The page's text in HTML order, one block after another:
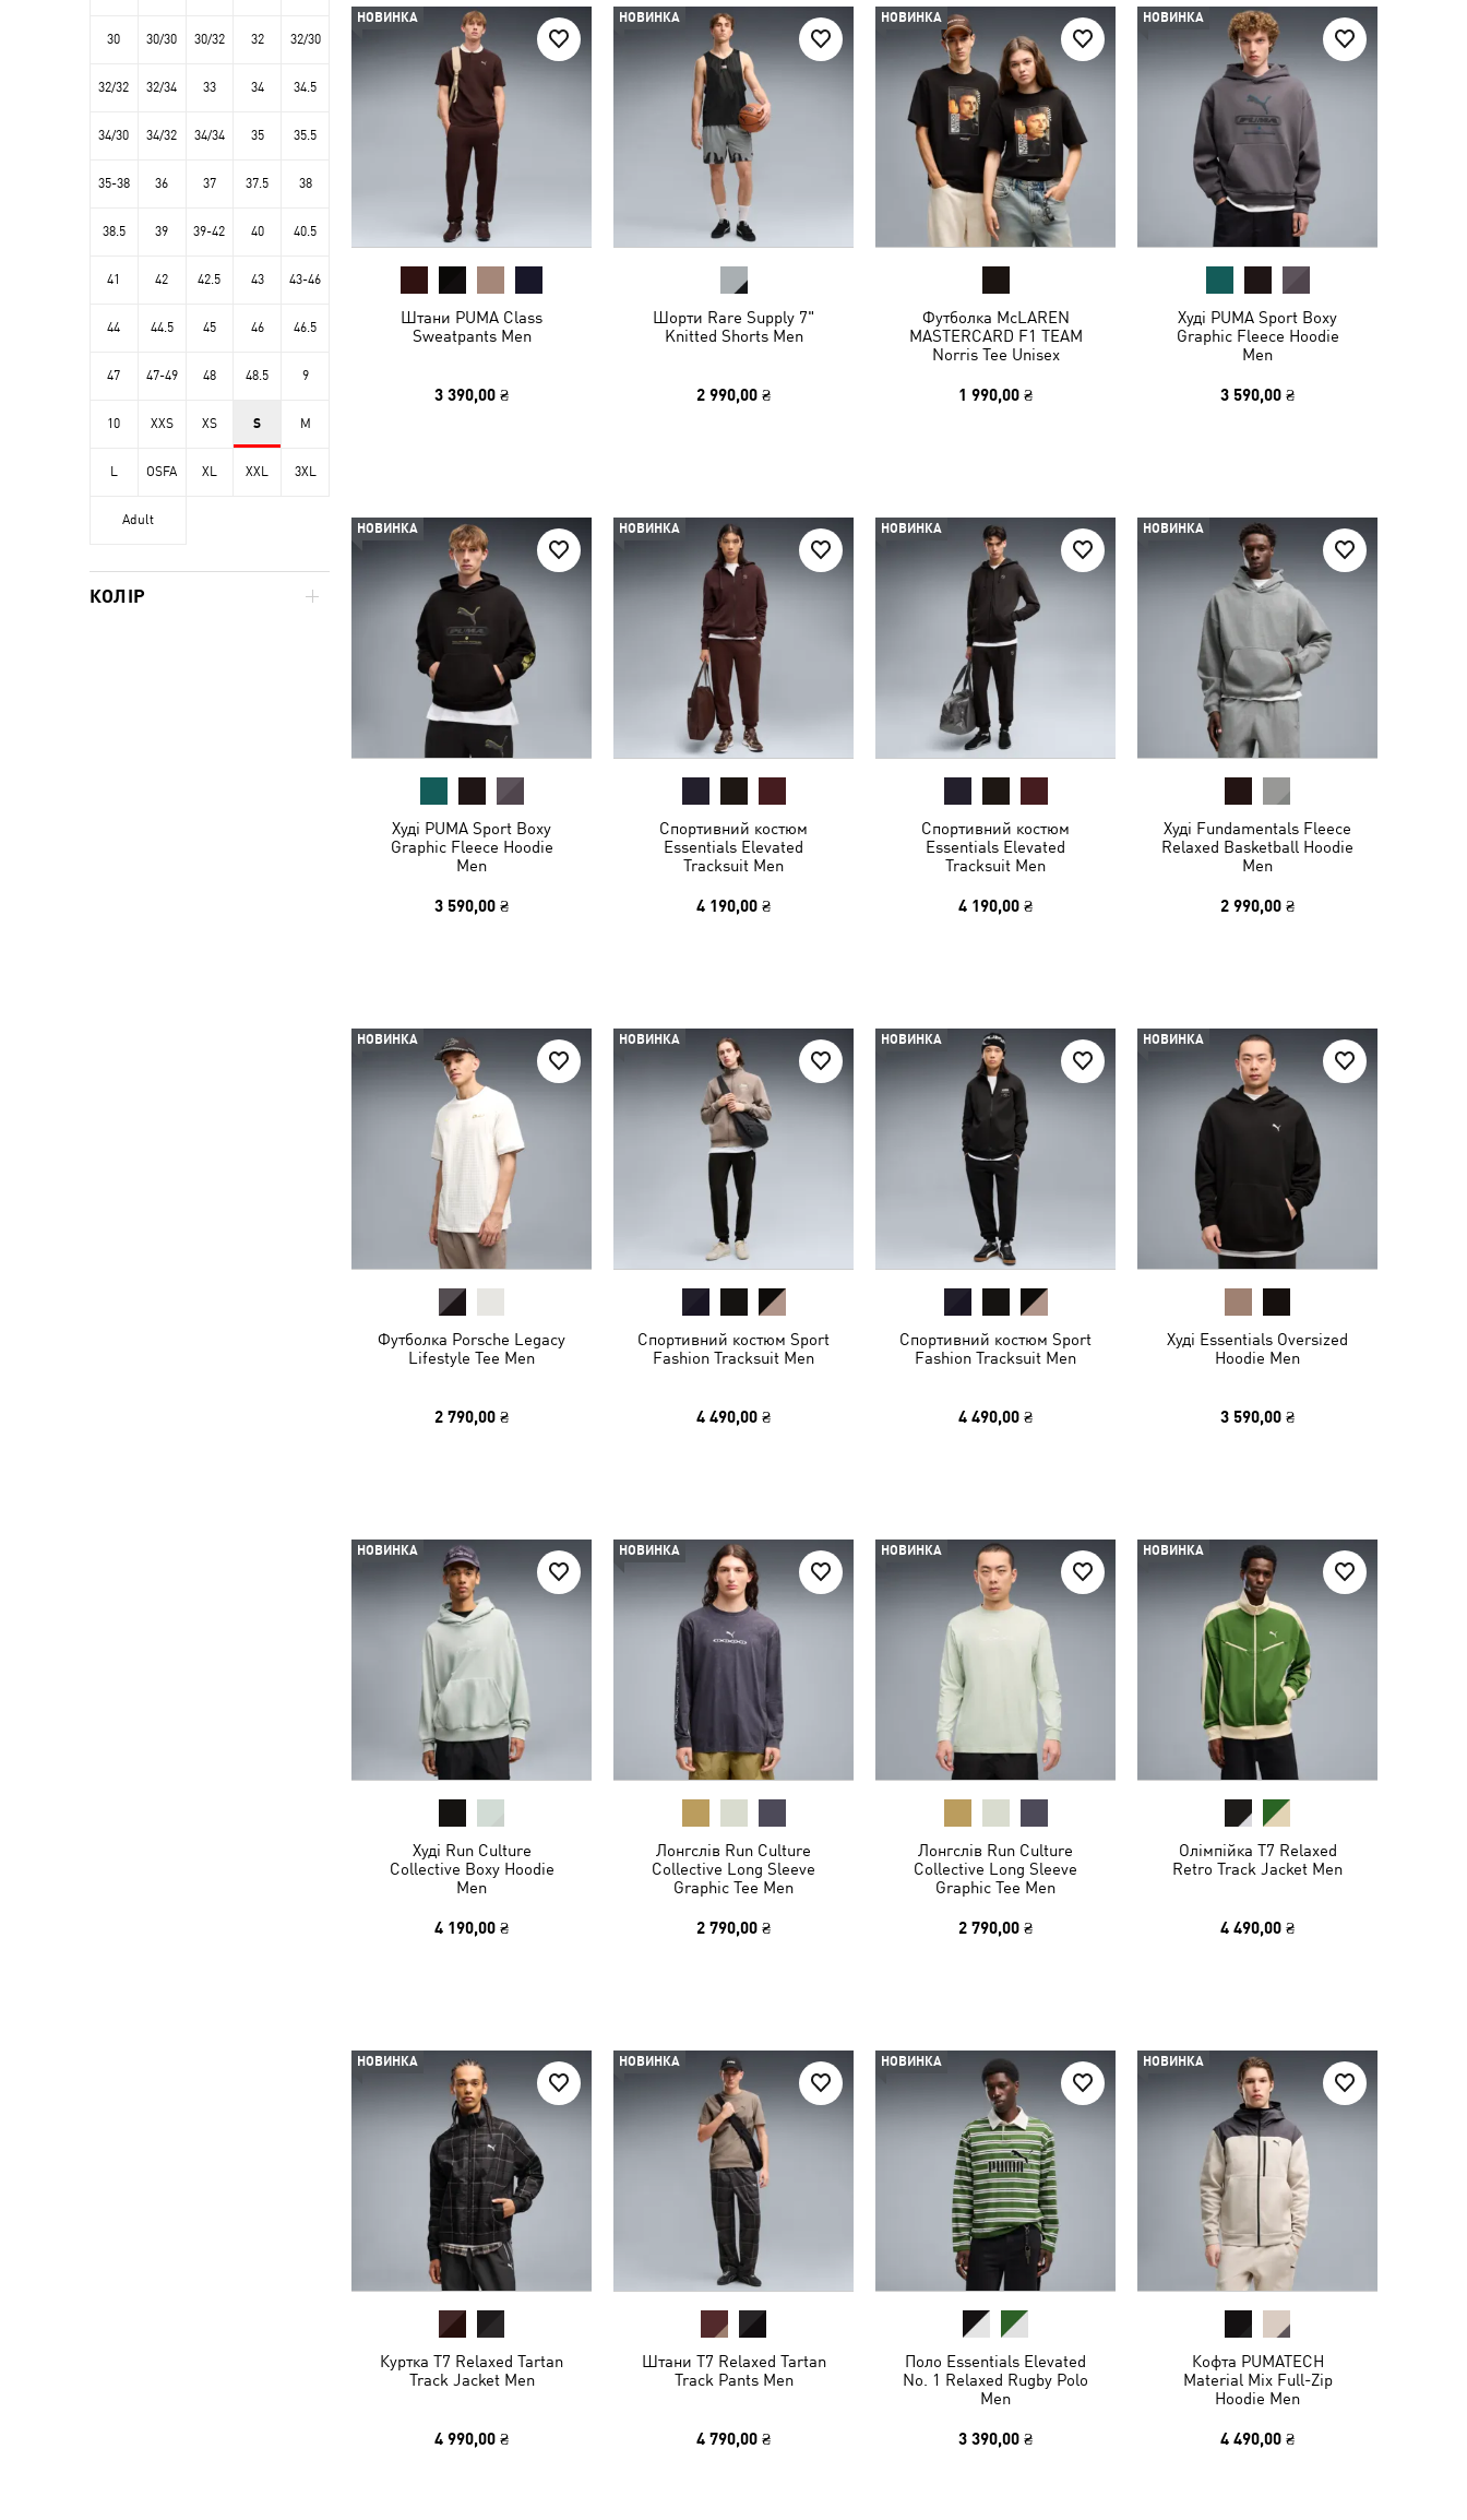
НОВИНКА
Штани PUMA Class
Sweatpants Men
3 390,00 ₴
НОВИНКА
Шорти Rare Supply 7"
Knitted Shorts Men
2 990,00 ₴
НОВИНКА
Футболка McLAREN
MASTERCARD F1 TEAM
Norris Tee Unisex
1 990,00 ₴
НОВИНКА
Худі PUMA Sport Boxy
Graphic Fleece Hoodie
Men
3 590,00 ₴
НОВИНКА
Худі PUMA Sport Boxy
Graphic Fleece Hoodie
Men
3 590,00 ₴
НОВИНКА
Спортивний костюм
Essentials Elevated
Tracksuit Men
4 190,00 ₴
НОВИНКА
Спортивний костюм
Essentials Elevated
Tracksuit Men
4 190,00 ₴
НОВИНКА
Худі Fundamentals Fleece
Relaxed Basketball Hoodie
Men
2 990,00 ₴
НОВИНКА
Футболка Porsche Legacy
Lifestyle Tee Men
2 790,00 ₴
НОВИНКА
Спортивний костюм Sport
Fashion Tracksuit Men
4 490,00 ₴
НОВИНКА
Спортивний костюм Sport
Fashion Tracksuit Men
4 490,00 ₴
НОВИНКА
Худі Essentials Oversized
Hoodie Men
3 590,00 ₴
НОВИНКА
Худі Run Culture
Collective Boxy Hoodie
Men
4 190,00 ₴
НОВИНКА
Лонгслів Run Culture
Collective Long Sleeve
Graphic Tee Men
2 790,00 ₴
НОВИНКА
Лонгслів Run Culture
Collective Long Sleeve
Graphic Tee Men
2 790,00 ₴
НОВИНКА
Олімпійка T7 Relaxed
Retro Track Jacket Men
4 490,00 ₴
НОВИНКА
Куртка T7 Relaxed Tartan
Track Jacket Men
4 990,00 ₴
НОВИНКА
Штани T7 Relaxed Tartan
Track Pants Men
4 790,00 ₴
НОВИНКА
Поло Essentials Elevated
No. 1 Relaxed Rugby Polo
Men
3 390,00 ₴
НОВИНКА
Кофта PUMATECH
Material Mix Full-Zip
Hoodie Men
4 490,00 ₴
30 30/30 30/32 32 32/30
32/32 32/34 33 34 34.5
34/30 34/32 34/34 35 35.5
35-38 36 37 37.5 38
38.5 39 39-42 40 40.5
41 42 42.5 43 43-46
44 44.5 45 46 46.5
47 47-49 48 48.5 9
10 XXS XS S M
L OSFA XL XXL 3XL
Adult
КОЛІР